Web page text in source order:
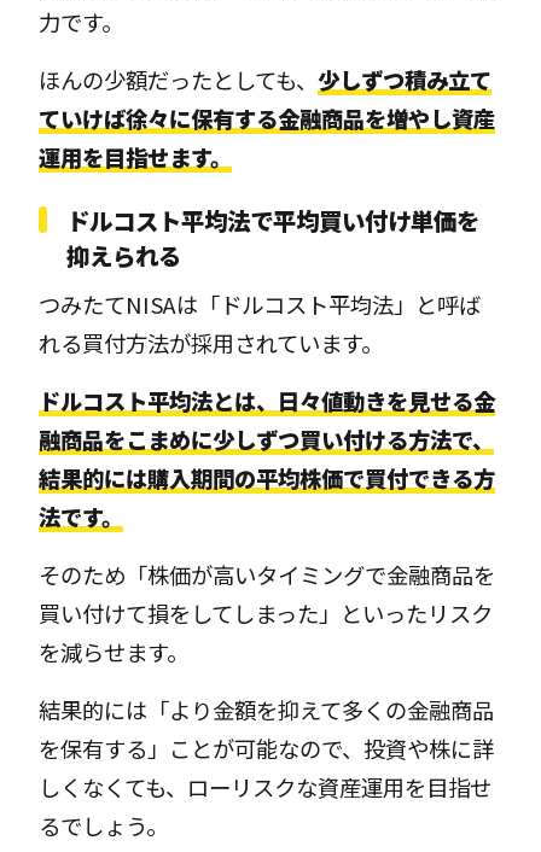
力です。
ほんの少額だったとしても、少しずつ積み立て
ていけば徐々に保有する金融商品を増やし資産
運用を目指せます。
ドルコスト平均法で平均買い付け単価を
抑えられる
つみたてNISAは「ドルコスト平均法」と呼ば
れる買付方法が採用されています。
ドルコスト平均法とは、日々値動きを見せる金
融商品をこまめに少しずつ買い付ける方法で、
結果的には購入期間の平均株価で買付できる方
法です。
そのため「株価が高いタイミングで金融商品を
買い付けて損をしてしまった」といったリスク
を減らせます。
結果的には「より金額を抑えて多くの金融商品
を保有する」ことが可能なので、投資や株に詳
しくなくても、ローリスクな資産運用を目指せ
るでしょう。